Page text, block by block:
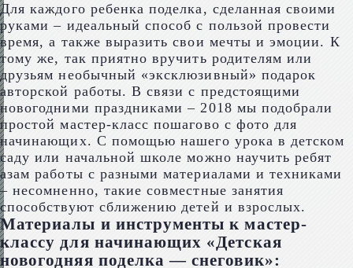
Для каждого ребенка поделка, сделанная своими
руками – идеальный способ с пользой провести
время, а также выразить свои мечты и эмоции. К
тому же, так приятно вручить родителям или
друзьям необычный «эксклюзивный» подарок
авторской работы. В связи с предстоящими
новогодними праздниками – 2018 мы подобрали
простой мастер-класс пошагово с фото для
начинающих. С помощью нашего урока в детском
саду или начальной школе можно научить ребят
азам работы с разными материалами и техниками
– несомненно, такие совместные занятия
способствуют сближению детей и взрослых.
Материалы и инструменты к мастер-
классу для начинающих «Детская
новогодняя поделка — снеговик»: